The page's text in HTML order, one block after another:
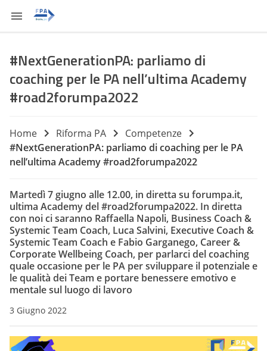
#NextGenerationPA: parliamo di
coaching per le PA nell’ultima Academy
#road2forumpa2022
Home Riforma PA
Competenze
#NextGenerationPA: parliamo di coaching per le PA
nell’ultima Academy #road2forumpa2022
Martedì 7 giugno alle 12.00, in diretta su forumpa.it,
ultima Academy del #road2forumpa2022. In diretta
con noi ci saranno Raffaella Napoli, Business Coach &
Systemic Team Coach, Luca Salvini, Executive Coach &
Systemic Team Coach e Fabio Garganego, Career &
Corporate Wellbeing Coach, per parlarci del coaching
quale occasione per le PA per sviluppare il potenziale e
le qualità dei Team e portare benessere emotivo e
mentale sul luogo di lavoro
3 Giugno 2022